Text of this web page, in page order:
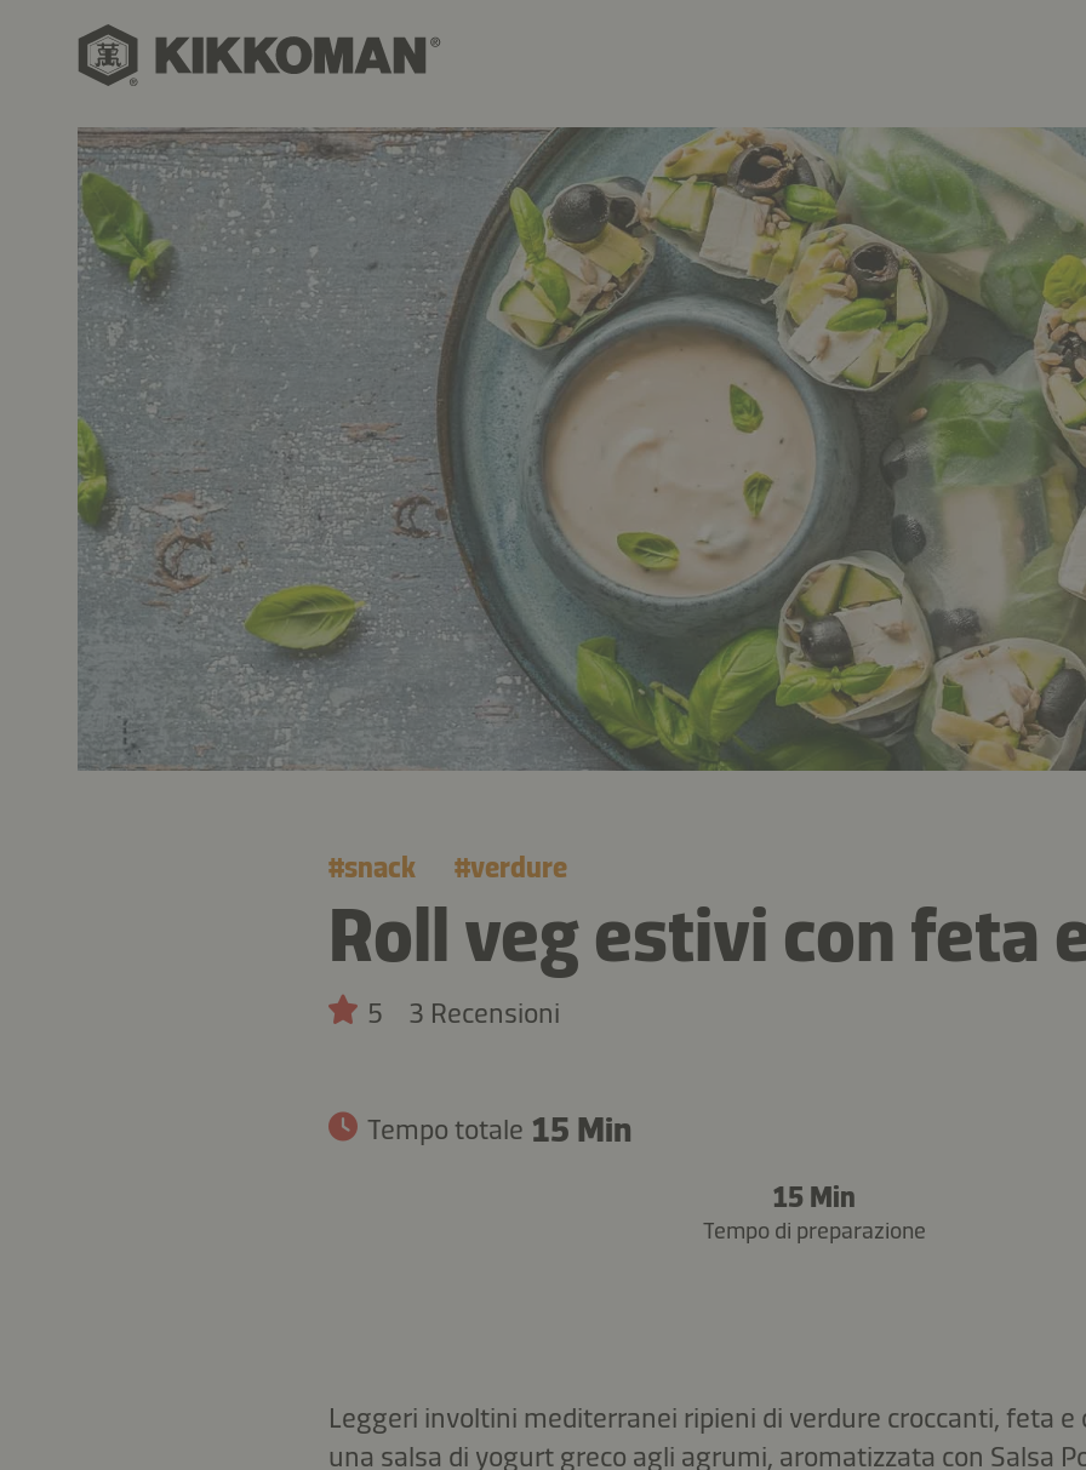
#snack #verdure
Roll veg estivi con feta
5 3 Recensioni
Tempo totale 15 Min
15 Min
Tempo di preparazione
Leggeri involtini mediterranei ripieni di verdure croccanti, feta
una salsa di yogurt greco agli agrumi, aromatizzata con Salsa